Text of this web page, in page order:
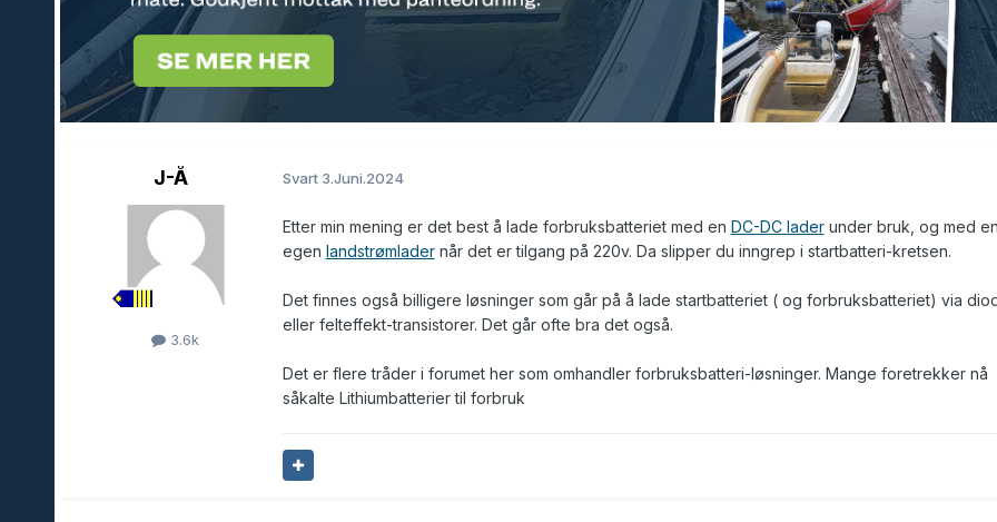
J-Å
3.6k
Svart 3.Juni.2024
Etter min mening er det best å lade forbruksbatteriet med en DC-DC laderunder bruk, og med
egen landstrømladernår det er tilgang på 220v. Da slipper du inngrep i startbatteri-kretsen.
Det finnes også billigere løsninger som går på å lade startbatteriet ( og forbruksbatteriet) via
eller felteffekt-transistorer. Det går ofte bra det også.
Det er flere tråder i forumet her som omhandler forbruksbatteri-løsninger. Mange foretrekker nå
såkalte Lithiumbatterier til forbruk